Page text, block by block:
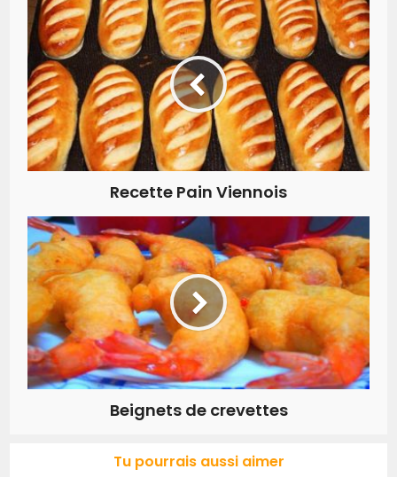
Recette Pain Viennois
Beignets de crevettes
Tu pourrais aussi aimer